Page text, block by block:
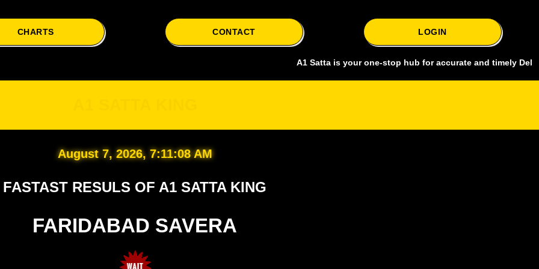
CHARTS CONTACT LOGIN
A1 Satta is your one-stop hub for accurate and timely Delhi
August 7, 2026, 7:11:09 AM
FASTAST RESULS OF A1 SATTA KING
FARIDABAD SAVERA